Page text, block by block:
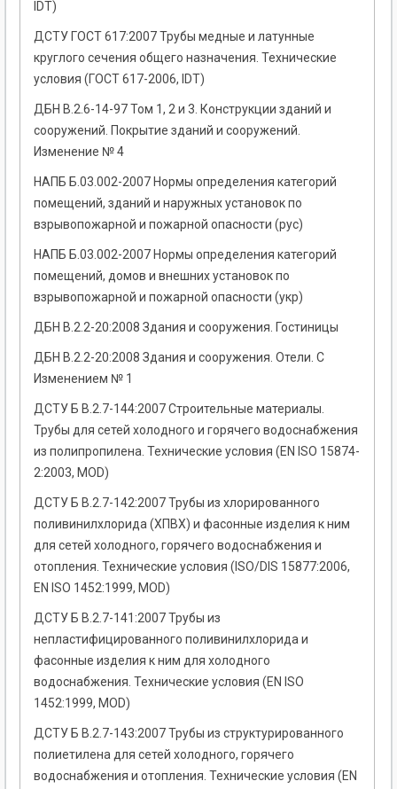
IDT)
ДСТУ ГОСТ 617:2007 Трубы медные и латунные
круглого сечения общего назначения. Технические
условия (ГОСТ 617-2006, IDT)
ДБН В.2.6-14-97 Том 1, 2 и 3. Конструкции зданий и
сооружений. Покрытие зданий и сооружений.
Изменение № 4
НАПБ Б.03.002-2007 Нормы определения категорий
помещений, зданий и наружных установок по
взрывопожарной и пожарной опасности (рус)
НАПБ Б.03.002-2007 Нормы определения категорий
помещений, домов и внешних установок по
взрывопожарной и пожарной опасности (укр)
ДБН В.2.2-20:2008 Здания и сооружения. Гостиницы
ДБН В.2.2-20:2008 Здания и сооружения. Отели. С
Изменением № 1
ДСТУ Б В.2.7-144:2007 Строительные материалы.
Трубы для сетей холодного и горячего водоснабжения
из полипропилена. Технические условия (EN ISO 15874-
2:2003, MOD)
ДСТУ Б В.2.7-142:2007 Трубы из хлорированного
поливинилхлорида (ХПВХ) и фасонные изделия к ним
для сетей холодного, горячего водоснабжения и
отопления. Технические условия (ISO/DIS 15877:2006,
EN ISO 1452:1999, MOD)
ДСТУ Б В.2.7-141:2007 Трубы из
непластифицированного поливинилхлорида и
фасонные изделия к ним для холодного
водоснабжения. Технические условия (EN ISO
1452:1999, MOD)
ДСТУ Б В.2.7-143:2007 Трубы из структурированного
полиетилена для сетей холодного, горячего
водоснабжения и отопления. Технические условия (EN